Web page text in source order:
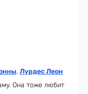
. Лурдес Леон
Она тоже любит